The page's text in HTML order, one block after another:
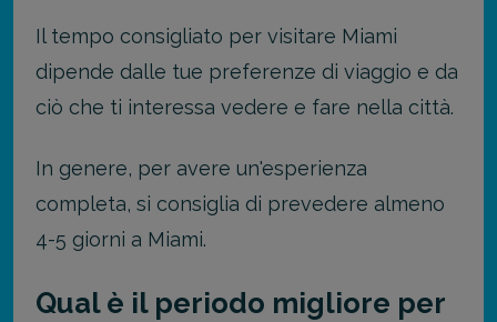
Il tempo consigliato per visitare Miami
dipende dalle tue preferenze di viaggio e da
ciò che ti interessa vedere e fare nella città.
In genere, per avere un'esperienza
completa, si consiglia di prevedere almeno
4-5 giorni a Miami.
Qual è il periodo migliore per